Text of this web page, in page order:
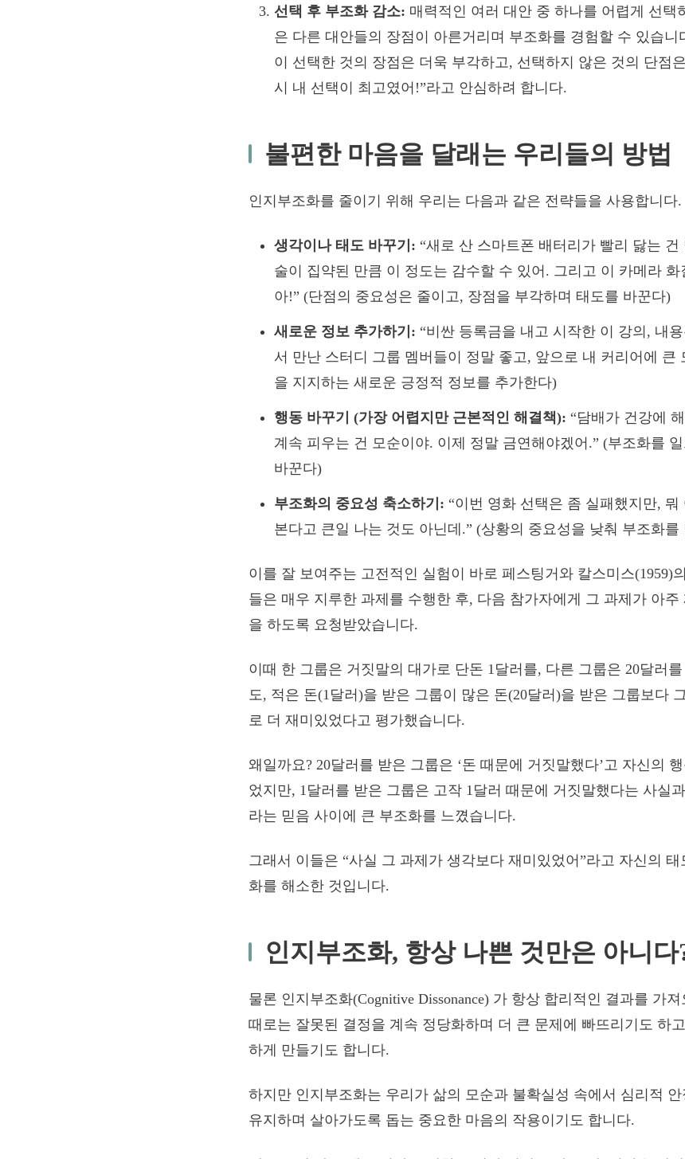
선택 후 부조화 감소: 매력적인 여러 대안 중 하나를 어렵게 선택
은 다른 대안들의 장점이 아른거리며 부조화를 경험할 수 있습니
이 선택한 것의 장점은 더욱 부각하고, 선택하지 않은 것의 단점
시 내 선택이 최고였어!”라고 안심하려 합니다.
불편한 마음을 달래는 우리들의 방법
인지부조화를 줄이기 위해 우리는 다음과 같은 전략들을 사용합니다.
생각이나 태도 바꾸기: “새로 산 스마트폰 배터리가 빨리 닳는 건
술이 집약된 만큼 이 정도는 감수할 수 있어. 그리고 이 카메라
아!” (단점의 중요성은 줄이고, 장점을 부각하며 태도를 바꾼다)
새로운 정보 추가하기: “비싼 등록금을 내고 시작한 이 강의, 내
서 만난 스터디 그룹 멤버들이 정말 좋고, 앞으로 내 커리어에 큰
을 지지하는 새로운 긍정적 정보를 추가한다)
행동 바꾸기 (가장 어렵지만 근본적인 해결책): “담배가 건강에
계속 피우는 건 모순이야. 이제 정말 금연해야겠어.” (부조화를
바꾼다)
부조화의 중요성 축소하기: “이번 영화 선택은 좀 실패했지만,
본다고 큰일 나는 것도 아닌데.” (상황의 중요성을 낮춰 부조화
이를 잘 보여주는 고전적인 실험이 바로 페스팅거와 칼스미스(1959)
들은 매우 지루한 과제를 수행한 후, 다음 참가자에게 그 과제가 아
을 하도록 요청받았습니다.
이때 한 그룹은 거짓말의 대가로 단돈 1달러를, 다른 그룹은 20달러를
도, 적은 돈(1달러)을 받은 그룹이 많은 돈(20달러)을 받은 그룹보다
로 더 재미있었다고 평가했습니다.
왜일까요? 20달러를 받은 그룹은 ‘돈 때문에 거짓말했다’고 자신의
었지만, 1달러를 받은 그룹은 고작 1달러 때문에 거짓말했다는 사실과
라는 믿음 사이에 큰 부조화를 느꼈습니다.
그래서 이들은 “사실 그 과제가 생각보다 재미있었어”라고 자신의
화를 해소한 것입니다.
인지부조화, 항상 나쁜 것만은 아니다
물론 인지부조화(Cognitive Dissonance) 가 항상 합리적인 결과를 가
때로는 잘못된 결정을 계속 정당화하며 더 큰 문제에 빠뜨리기도 하
하게 만들기도 합니다.
하지만 인지부조화는 우리가 삶의 모순과 불확실성 속에서 심리적
유지하며 살아가도록 돕는 중요한 마음의 작용이기도 합니다.